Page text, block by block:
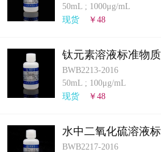
50mL ; 1000μg/mL
现货
￥48
钛元素溶液标准物质
BWB2213-2016
50mL ; 100μg/mL
现货
￥48
水中二氧化硫溶液
BWB2217-2016
计量课堂
知识交流
公司主页
购物车